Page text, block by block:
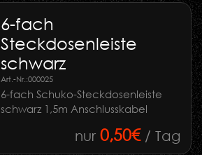
6-fach
Steckdosenleiste
schwarz
6-fach Schuko-Steckdosenleiste
schwarz 1,5m Anschlusskabel
Art.-Nr.:000025
nur 0,50€/ Tag